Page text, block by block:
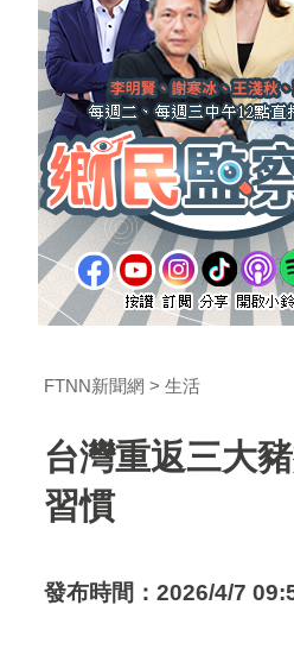
FTNN新聞網 生活
台灣重返三大
習慣
發布時間：2026/4/7